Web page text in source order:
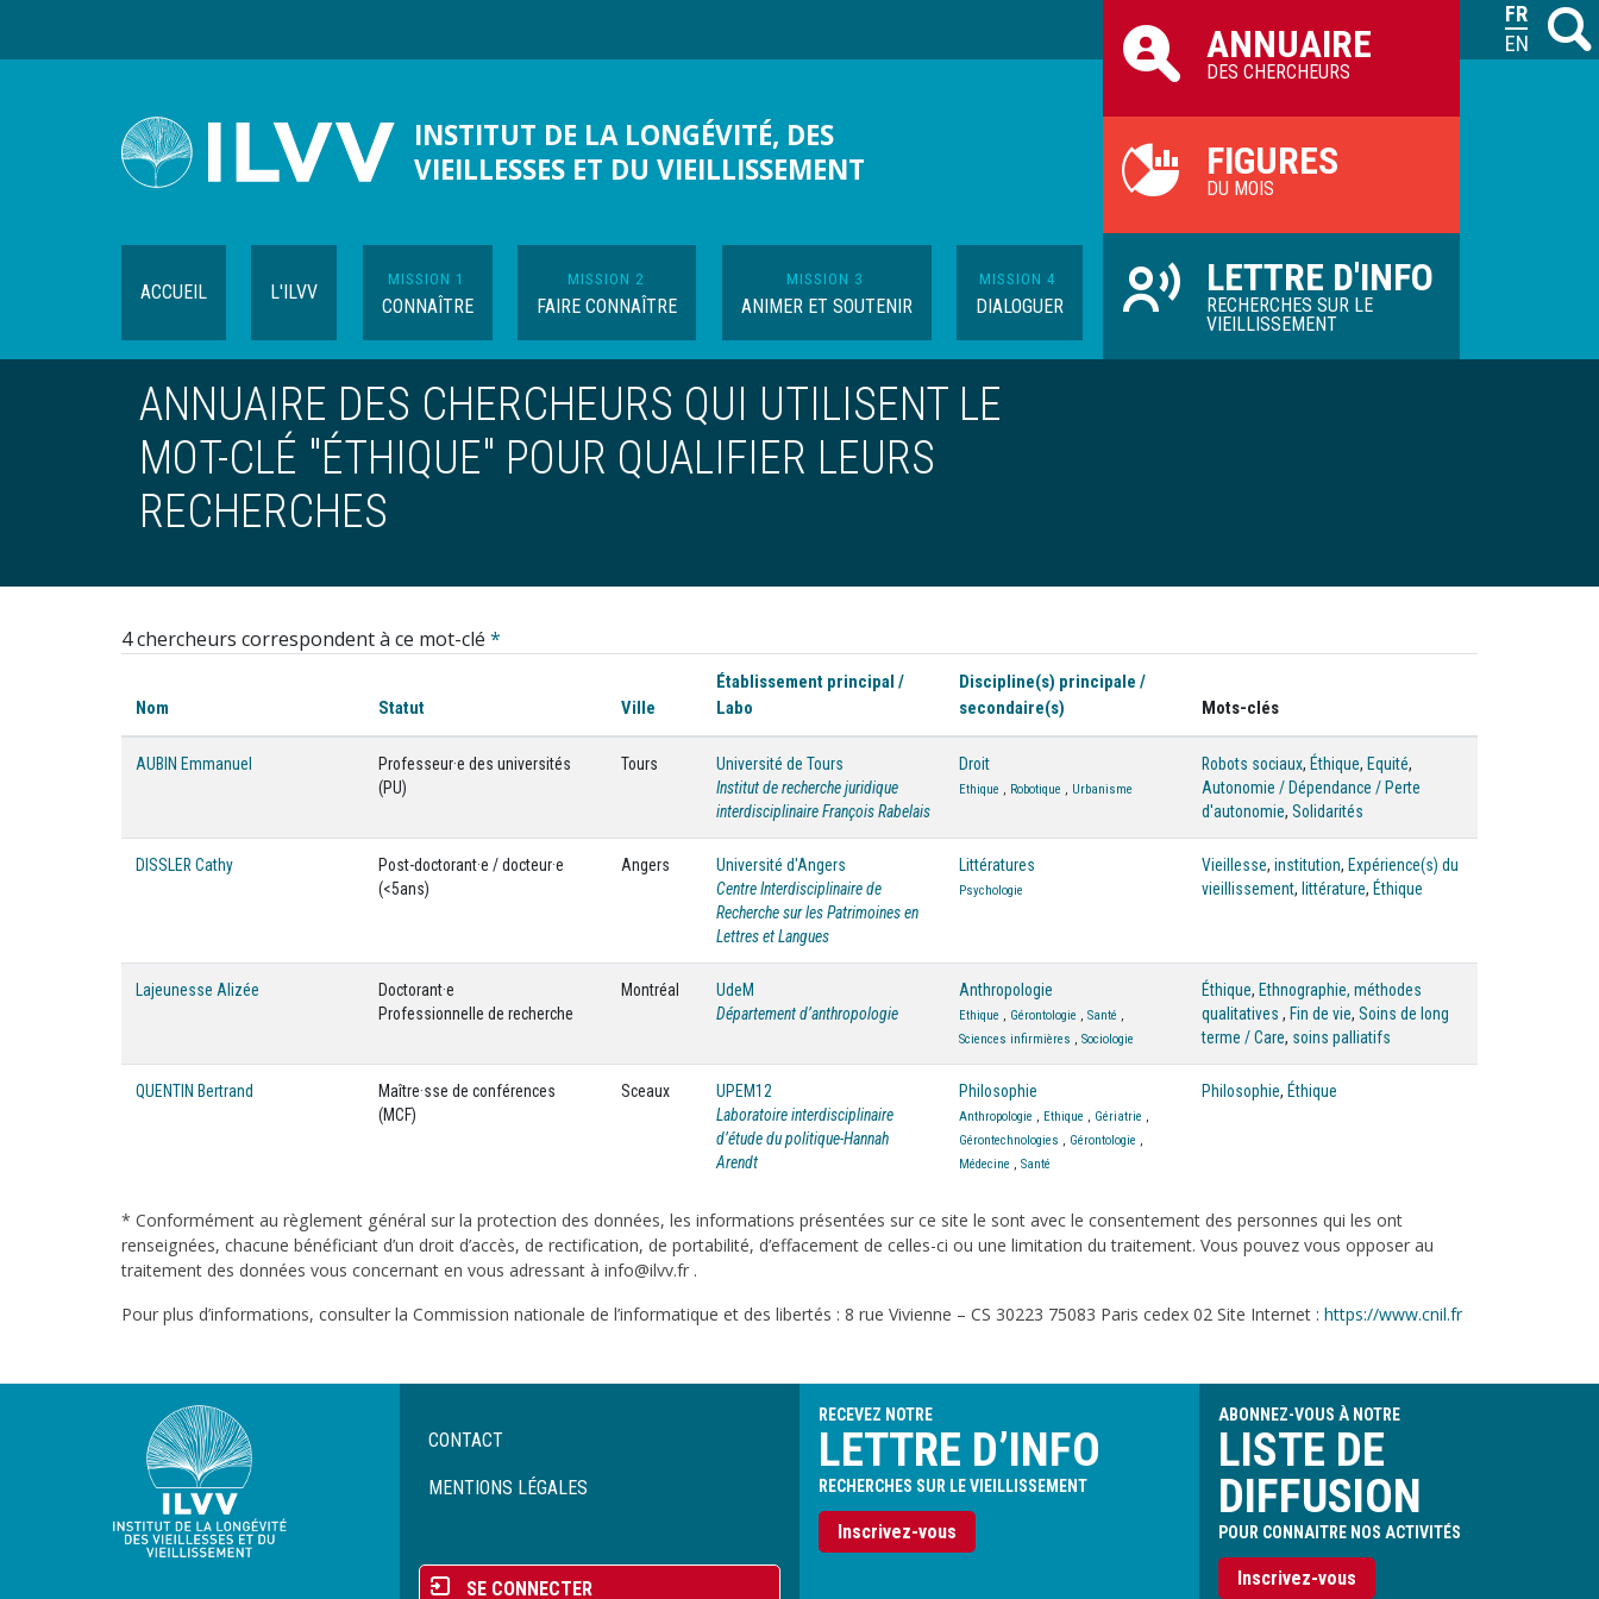
M
INSTITUT DE LA LONGÉVITÉ, DES
VIEILLESSES ET DU VIEILLISSEMENT
ACCUEIL L'ILVV
MISSION 1
CONNAÎTRE
MISSION 2
FAIRE CONNAÎTRE
MISSION 3
ANIMER ET SOUTENIR
MISSION 4
DIALOGUER
ILVV
ANNUAIRE
DES CHERCHEURS
FIGURES
DU MOIS
LETTRE D'INFO
RECHERCHES SUR LE
VIEILLISSEMENT
ANNUAIRE DES CHERCHEURS QUI UTILISENT LE
MOT-CLÉ "ÉTHIQUE" POUR QUALIFIER LEURS
RECHERCHES
4 chercheurs correspondent à ce mot-clé *
Nom Statut Ville
Établissement principal /
Labo
Discipline(s) principale /
secondaire(s)
Mots-clés
AUBIN Emmanuel
Professeur·e des universités
(PU)
Tours
Université de Tours
Institut de recherche juridique
interdisciplinaire François Rabelais
Droit
Ethique , Robotique , Urbanisme
Robots sociaux, Éthique, Equité,
Autonomie / Dépendance / Perte
d'autonomie, Solidarités
DISSLER Cathy
Post-doctorant·e / docteur·e
(<5ans)
Angers
Université d'Angers
Centre Interdisciplinaire de
Recherche sur les Patrimoines en
Lettres et Langues
Littératures
Psychologie
Vieillesse, institution, Expérience(s) du
vieillissement, littérature, Éthique
Lajeunesse Alizée
Doctorant·e
Professionnelle de recherche
Montréal
UdeM
Département d’anthropologie
Anthropologie
Ethique , Gérontologie , Santé ,
Sciences infirmières , Sociologie
Éthique, Ethnographie, méthodes
qualitatives , Fin de vie, Soins de long
terme / Care, soins palliatifs
QUENTIN Bertrand
Maître·sse de conférences
(MCF)
Sceaux
UPEM12
Laboratoire interdisciplinaire
d’étude du politique-Hannah
Arendt
Philosophie
Anthropologie , Ethique , Gériatrie ,
Gérontechnologies , Gérontologie ,
Médecine , Santé
Philosophie, Éthique
* Conformément au règlement général sur la protection des données, les informations présentées sur ce site le sont avec le consentement des personnes qui les ont
renseignées, chacune bénéficiant d’un droit d’accès, de rectification, de portabilité, d’effacement de celles-ci ou une limitation du traitement. Vous pouvez vous opposer au
traitement des données vous concernant en vous adressant à info@ilvv.fr .
Pour plus d’informations, consulter la Commission nationale de l’informatique et des libertés : 8 rue Vivienne – CS 30223 75083 Paris cedex 02 Site Internet : https://www.cnil.fr
Menu
de
CONTACT
MENTIONS LÉGALES
MenuSE CONNECTER
RECEVEZ NOTRE
LETTRE D’INFO
RECHERCHES SUR LE VIEILLISSEMENT
Inscrivez-vous
ABONNEZ-VOUS À NOTRE
LISTE DE
DIFFUSION
POUR CONNAITRE NOS ACTIVITÉS
Inscrivez-vous
FRANÇAIS
ENGLISH